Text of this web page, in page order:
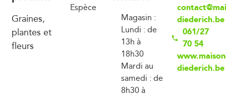
Graines,
plantes et
fleurs
Espèce
Magasin :
Lundi : de
13h à
18h30
Mardi au
samedi : de
8h30 à
diederich.be
061/27
70 54
diederich.be